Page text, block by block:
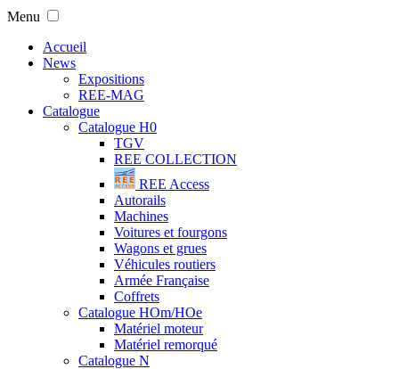
Menu
Accueil
News
Expositions
REE-MAG
Catalogue
Catalogue H0
TGV
REE COLLECTION
REE Access
Autorails
Machines
Voitures et fourgons
Wagons et grues
Véhicules routiers
Armée Française
Coffrets
Catalogue HOm/HOe
Matériel moteur
Matériel remorqué
Catalogue N